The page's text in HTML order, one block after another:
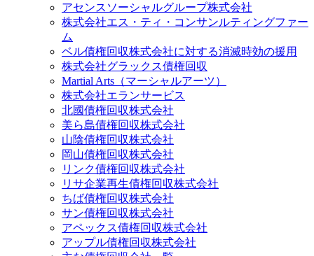
アセンスソーシャルグループ株式会社
株式会社エス・ティ・コンサンルティングファー
ム
ベル債権回収株式会社に対する消滅時効の援用
株式会社グラックス債権回収
Martial Arts（マーシャルアーツ）
株式会社エランサービス
北國債権回収株式会社
美ら島債権回収株式会社
山陰債権回収株式会社
岡山債権回収株式会社
リンク債権回収株式会社
リサ企業再生債権回収株式会社
ちば債権回収株式会社
サン債権回収株式会社
アペックス債権回収株式会社
アップル債権回収株式会社